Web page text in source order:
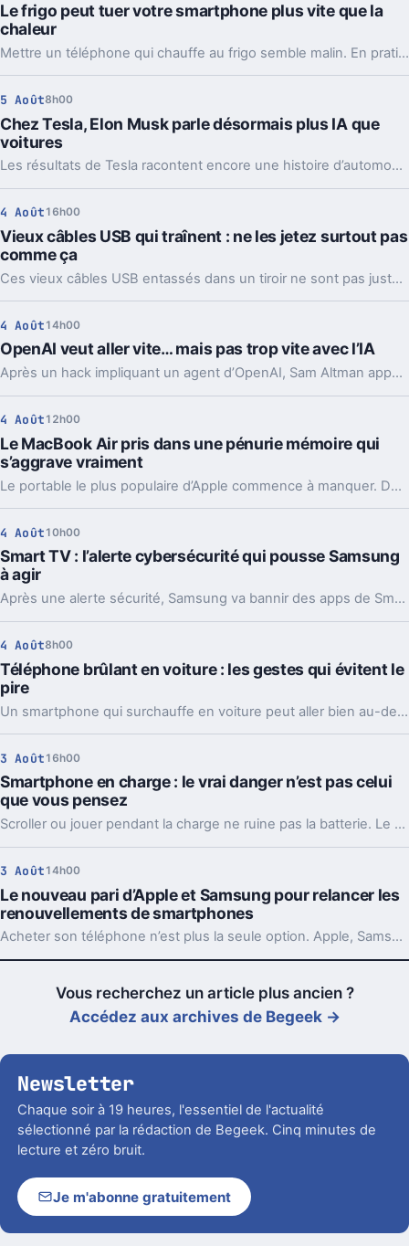
Le frigo peut tuer votre smartphone plus vite que la
chaleur
Mettre un téléphone qui chauffe au frigo semble malin. En pratique, la condensation et le choc thermique peuvent l’abîmer bien plus vite.
5 Août8h00
Chez Tesla, Elon Musk parle désormais plus IA que
voitures
Les résultats de Tesla racontent encore une histoire d’automobile. Les prises de parole d’Elon Musk, elles, regardent de plus en plus vers l’IA et les robots.
4 Août 16h00
Vieux câbles USB qui traînent : ne les jetez surtout pas
comme ça
Ces vieux câbles USB entassés dans un tiroir ne sont pas juste du bazar. Les recycler, les donner ou en garder quelques-uns peut vraiment faire la différence.
4 Août 14h00
OpenAI veut aller vite… mais pas trop vite avec l’IA
Après un hack impliquant un agent d’OpenAI, Sam Altman appelle à ralentir le rythme de l’IA. Mais le vrai débat ne se limite pas à freiner.
4 Août 12h00
Le MacBook Air pris dans une pénurie mémoire qui
s’aggrave vraiment
Le portable le plus populaire d’Apple commence à manquer. Délais vers fin août, voire septembre, et Apple cherche déjà des parades côté mémoire.
4 Août 10h00
Smart TV : l’alerte cybersécurité qui pousse Samsung
à agir
Après une alerte sécurité, Samsung va bannir des apps de Smart TV capables de partager votre connexion avec des inconnus, en arrière-plan.
4 Août8h00
Téléphone brûlant en voiture : les gestes qui évitent le
pire
Un smartphone qui surchauffe en voiture peut aller bien au-delà du simple bug. Support, charge et soleil direct forment souvent le trio à éviter.
3 Août 16h00
Smartphone en charge : le vrai danger n’est pas celui
que vous pensez
Scroller ou jouer pendant la charge ne ruine pas la batterie. Le vrai sujet, c’est surtout la chaleur et une recharge souvent plus lente.
3 Août 14h00
Le nouveau pari d’Apple et Samsung pour relancer les
renouvellements de smartphones
Acheter son téléphone n’est plus la seule option. Apple, Samsung et d’autres misent sur la location pour relancer les upgrades.
Vous recherchez un article plus ancien ?
Accédez aux archives de Begeek →
Newsletter
Chaque soir à 19 heures, l'essentiel de l'actualité
sélectionné par la rédaction de Begeek. Cinq minutes de
lecture et zéro bruit.
Je m'abonne gratuitement